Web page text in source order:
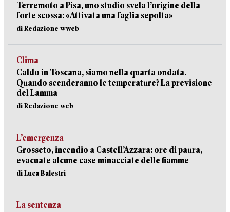
Terremoto a Pisa, uno studio svela l’origine della
forte scossa: «Attivata una faglia sepolta»
di Redazione wweb
Clima
Caldo in Toscana, siamo nella quarta ondata.
Quando scenderanno le temperature? La previsione
del Lamma
di Redazione web
L’emergenza
Grosseto, incendio a Castell’Azzara: ore di paura,
evacuate alcune case minacciate delle fiamme
di Luca Balestri
La sentenza